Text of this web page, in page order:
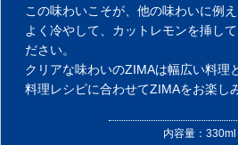
この味わいこそが、他の味わいに例
よく冷やして、カットレモンを挿し
ださい。
クリアな味わいのZIMAは幅広い料理
料理レシピに合わせてZIMAをお楽し
内容量：330ml